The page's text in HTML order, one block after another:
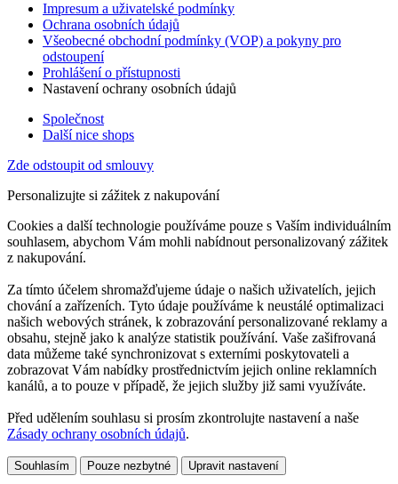
Impresum a uživatelské podmínky
Ochrana osobních údajů
Všeobecné obchodní podmínky (VOP) a pokyny pro
odstoupení
Prohlášení o přístupnosti
Nastavení ochrany osobních údajů
Společnost
Další nice shops
Zde odstoupit od smlouvy
Personalizujte si zážitek z nakupování
Cookies a další technologie používáme pouze s Vaším individuálním
souhlasem, abychom Vám mohli nabídnout personalizovaný zážitek
z nakupování.
Za tímto účelem shromažďujeme údaje o našich uživatelích, jejich
chování a zařízeních. Tyto údaje používáme k neustálé optimalizaci
našich webových stránek, k zobrazování personalizované reklamy a
obsahu, stejně jako k analýze statistik používání. Vaše zašifrovaná
data můžeme také synchronizovat s externími poskytovateli a
zobrazovat Vám nabídky prostřednictvím jejich online reklamních
kanálů, a to pouze v případě, že jejich služby již sami využíváte.
Před udělením souhlasu si prosím zkontrolujte nastavení a naše
Zásady ochrany osobních údajů.
Souhlasím Pouze nezbytné Upravit nastavení